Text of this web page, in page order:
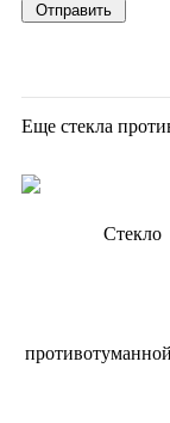
Еще стекла